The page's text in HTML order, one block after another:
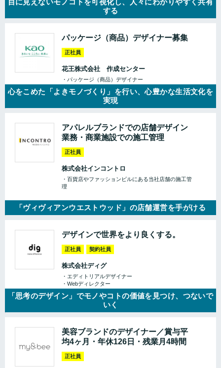
目に見えないモノコトを可視化し、人々にわかりやすく共有
する
パッケージ（商品）デザイナー募集
正社員
花王株式会社 作成センター
・パッケージ（商品）デザイナー
心をこめた「よきモノづくり」を行い、心豊かな生活文化を
実現
アパレルブランドでの店舗デザイン
業務・商業施設での施工管理
正社員
株式会社インコントロ
・百貨店やファッションビルにある当社店舗の施工管
理
「ヴィヴィアンウエストウッド」の店舗運営を手がける
デザインで世界をより良くする。
正社員 契約社員
株式会社ディグ
・エディトリアルデザイナー
・Webディレクター
「思考のデザイン」でモノやコトの価値を見つけ、つないで
いく
美容ブランドのデザイナー／賞与平
均4ヶ月・年休126日・残業月4時間
正社員